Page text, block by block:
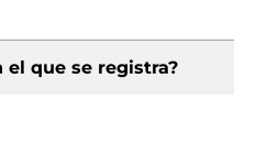
el que se registra?